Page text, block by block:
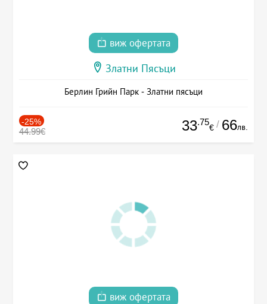
виж офертата
Златни Пясъци
Берлин Грийн Парк - Златни пясъци
-25%
44.99€ 33.75
€ / 66лв.
виж офертата